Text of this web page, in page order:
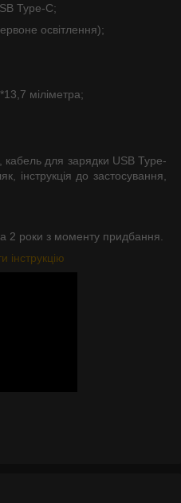
Type-C;
освітлення);
міліметра;
для зарядки USB Type-
інструкція до застосування,
2 роки з моменту придбання.
інструкцію